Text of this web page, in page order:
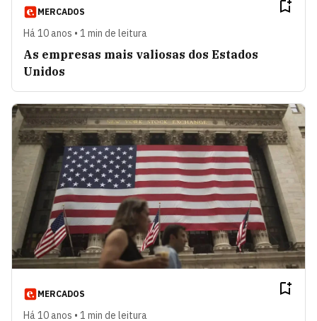
MERCADOS
Há 10 anos • 1 min de leitura
As empresas mais valiosas dos Estados
Unidos
MERCADOS
Há 10 anos • 1 min de leitura